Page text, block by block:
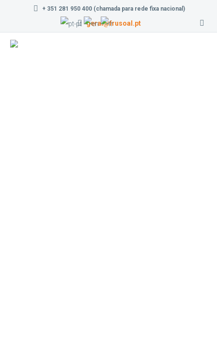
+ 351 281 950 400 (chamada para rede fixa nacional)
geral@frusoal.pt